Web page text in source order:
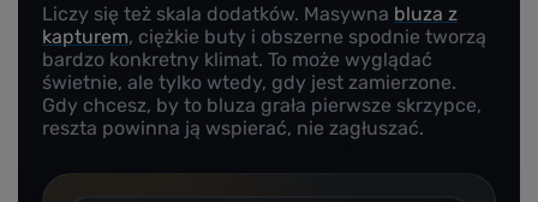
Liczy się też skala dodatków. Masywna bluza z
kapturem, ciężkie buty i obszerne spodnie tworzą
bardzo konkretny klimat. To może wyglądać
świetnie, ale tylko wtedy, gdy jest zamierzone.
Gdy chcesz, by to bluza grała pierwsze skrzypce,
reszta powinna ją wspierać, nie zagłuszać.